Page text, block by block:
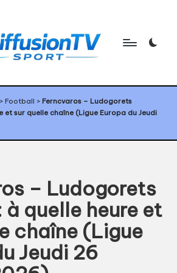
> Football > Ferncvaros – Ludogorets
et sur quelle chaîne (Ligue Europa du Jeudi
– Ludogorets
à quelle heure et
chaîne (Ligue
Jeudi 26